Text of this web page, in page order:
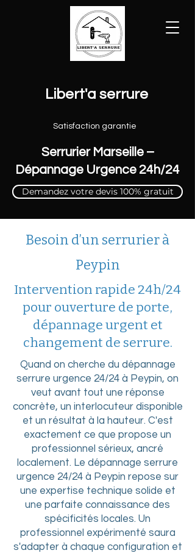
Satisfaction garantie
Libert'a serrure
Serrurier Marseille –
Dépannage Urgence 24h/24
Demandez votre devis 100% gratuit
Besoin d’un serrurier à
Peypin
Intervention rapide 24h/24
pour ouverture de porte,
dépannage urgent et
changement de serrure.
Quand on cherche du dépannage
serrure urgence 24/24 à Peypin, on
veut avant tout une réponse
concrète, un interlocuteur disponible
et un résultat à la hauteur. C'est
exactement ce que propose un
professionnel sérieux, ancré
localement. Le dépannage serrure
urgence 24/24 à Peypin repose sur
une expertise technique solide et
une parfaite connaissance des
spécificités locales. Un
professionnel expérimenté saura
s'adapter à chaque configuration et